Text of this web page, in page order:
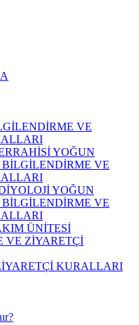
VE
YOĞUN
VE
YOĞUN
VE
ÜNİTESİ
VE ZİYARETÇİ
KURALLARI